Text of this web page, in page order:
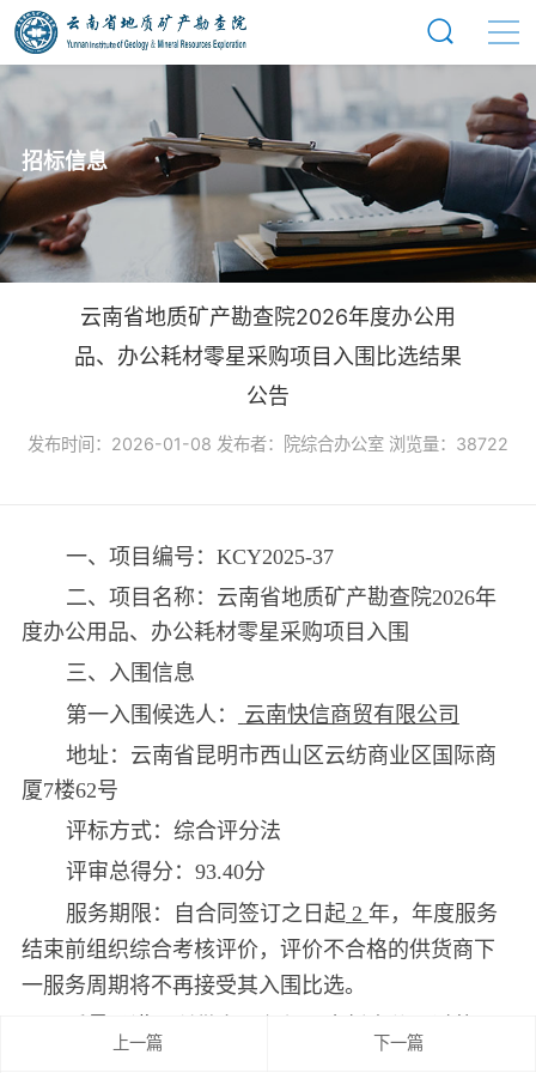
招标信息
云南省地质矿产勘查院2026年度办公用
品、办公耗材零星采购项目入围比选结果
公告
发布时间：2026-01-08 发布者：院综合办公室 浏览量：38722
一、项目编号：KCY2025-37
二、项目名称：云南省地质矿产勘查院2026年
度办公用品、办公耗材零星采购项目入围
三、入围信息
第一入围候选人：
云南快信商贸有限公司
地址：云南省昆明市西山区云纺商业区国际商
厦7楼62号
评标方式：综合评分法
评审总得分：93.40分
服务期限：自合同签订之日起 2 年，年度服务
结束前组织综合考核评价，评价不合格的供货商下
一服务周期将不再接受其入围比选。
上一篇 下一篇